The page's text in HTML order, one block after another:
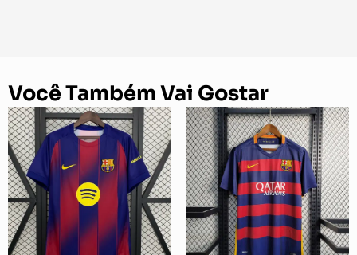
Você Também Vai Gostar